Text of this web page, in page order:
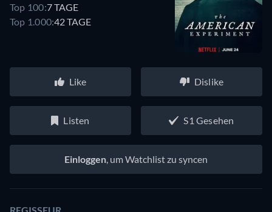
Top 100:7 TAGE
Top 1.000:42 TAGE
Like Dislike
Listen S1 Gesehen
Einloggen, um Watchlist zu syncen